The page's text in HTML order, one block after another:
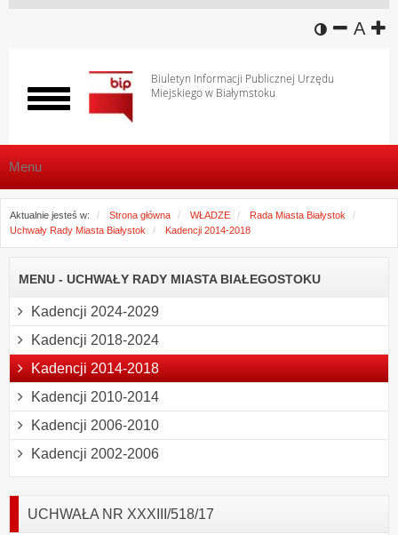
wersja
A
Biuletyn Informacji Publicznej Urzędu
Miejskiego w Białymstoku
Włącz
menu
Menu
Aktualnie jesteś w: Strona główna WŁADZE
Rada Miasta Białystok
Uchwały Rady Miasta Białystok
Kadencji 2014-2018
MENU - UCHWAŁY RADY MIASTA BIAŁEGOSTOKU
Kadencji 2024-2029
Kadencji 2018-2024
Kadencji 2014-2018
Kadencji 2010-2014
Kadencji 2006-2010
Kadencji 2002-2006
UCHWAŁA NR XXXIII/518/17